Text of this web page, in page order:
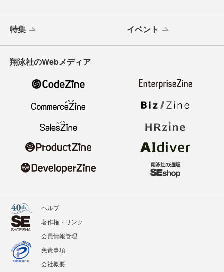
特集 イベント
翔泳社のWebメディア
ヘルプ
著作権・リンク
会員情報管理
免責事項
会社概要